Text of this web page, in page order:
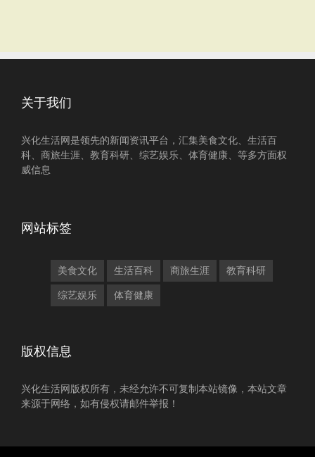
关于我们
兴化生活网是领先的新闻资讯平台，汇集美食文化、生活百
科、商旅生涯、教育科研、综艺娱乐、体育健康、等多方面权
威信息
网站标签
美食文化 生活百科 商旅生涯 教育科研
综艺娱乐 体育健康
版权信息
兴化生活网版权所有，未经允许不可复制本站镜像，本站文章
来源于网络，如有侵权请邮件举报！